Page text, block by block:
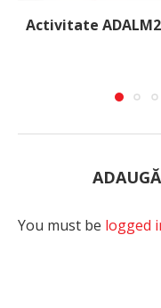
Activitate
You must be logged